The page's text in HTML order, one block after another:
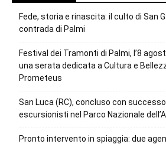
Fede, storia e rinascita: il culto di San
contrada di Palmi
Festival dei Tramonti di Palmi, l’8
una serata dedicata a Cultura e
Prometeus
San Luca (RC), concluso con
escursionisti nel Parco Nazionale
Pronto intervento in spiaggia: due